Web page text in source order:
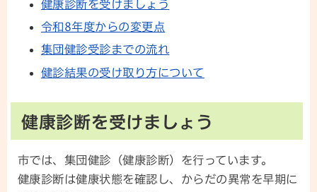
健康診断を受けましょう
令和8年度からの変更点
集団健診受診までの流れ
健診結果の受け取り方について
健康診断を受けましょう
市では、集団健診（健康診断）を行っています。
健康診断は健康状態を確認し、からだの異常を早期に